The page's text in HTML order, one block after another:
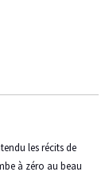
les récits de
à zéro au beau